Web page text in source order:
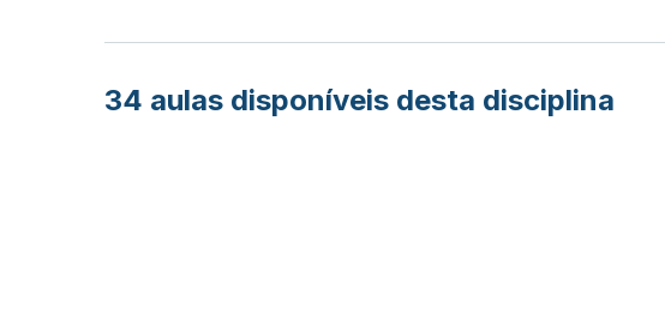
34 aulas disponíveis desta disciplina